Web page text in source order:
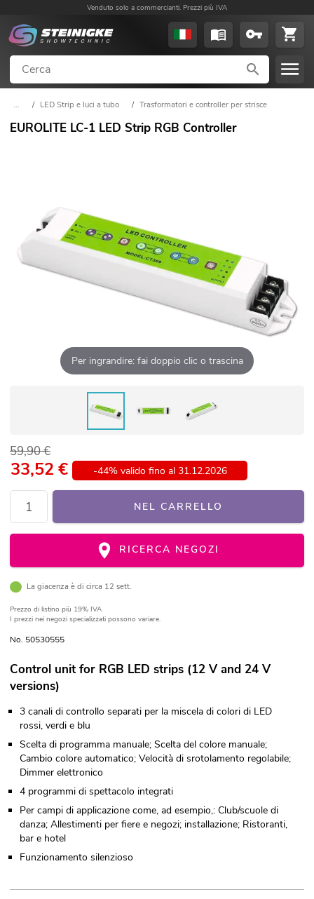
Venduto solo a commercianti. Prezzi più IVA
... / LED Strip e luci a tubo / Trasformatori e controller per strisce
EUROLITE LC-1 LED Strip RGB Controller
Per ingrandire: fai doppio clic o trascina
59,90 €
33,52 € -44% valido fino al 31.12.2026
NEL CARRELLO
RICERCA NEGOZI
La giacenza è di circa 12 sett.
Prezzo di listino più 19% IVA
I prezzi nei negozi specializzati possono variare.
No. 50530555
Control unit for RGB LED strips (12 V and 24 V
versions)
3 canali di controllo separati per la miscela di colori di LED
rossi, verdi e blu
Scelta di programma manuale; Scelta del colore manuale;
Cambio colore automatico; Velocità di srotolamento regolabile;
Dimmer elettronico
4 programmi di spettacolo integrati
Per campi di applicazione come, ad esempio,: Club/scuole di
danza; Allestimenti per fiere e negozi; installazione; Ristoranti,
bar e hotel
Funzionamento silenzioso